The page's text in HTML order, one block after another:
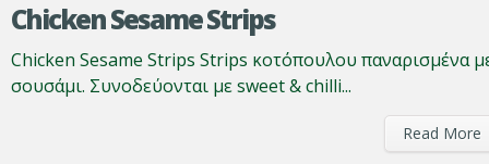
Chicken Sesame Strips
Chicken Sesame Strips Strips κοτόπουλου παναρισμένα
σουσάμι. Συνοδεύονται με sweet & chilli...
Read More